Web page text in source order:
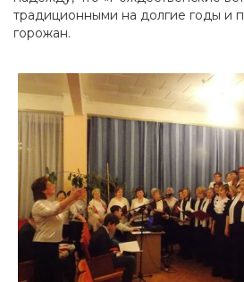
традиционными на долгие годы и
горожан.